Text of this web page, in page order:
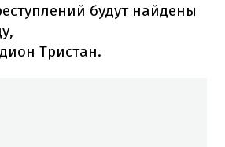
будут найдены
Тристан.